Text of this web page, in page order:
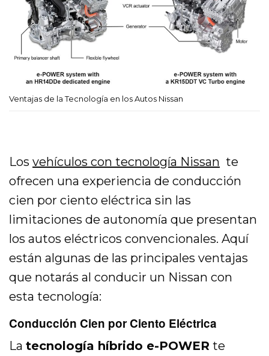
Ventajas de la Tecnología en los Autos Nissan
Losvehículos con tecnología Nissan te
ofrecen una experiencia de conducción
cien por ciento eléctrica sin las
limitaciones de autonomía que presentan
los autos eléctricos convencionales. Aquí
están algunas de las principales ventajas
que notarás al conducir un Nissan con
esta tecnología:
Conducción Cien por Ciento Eléctrica
Latecnología híbrido e-POWER te